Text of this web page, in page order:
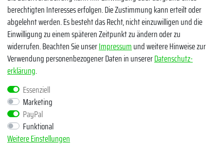
Egal ob Barsch, Hecht, Zander und Co. - Riverfighters ist der
Shop für Raubfischangler - Von Anglern für Angler
* Alle Preise inklusive MwSt. zzgl. Versandkosten
** Bei Variantenartikeln mit unterschiedlichen Preisen pro Variante
bezieht sich die angegebene UVP auf die Variante mit dem
niedrigsten Preis. Die UVP zu den weiteren Varianten wird bei Klick
berechtigten Interesses erfolgen. Die Zustimmung kann erteilt oder
abgelehnt werden. Es besteht das Recht, nicht einzuwilligen und die
Einwilligung zu einem späteren Zeitpunkt zu ändern oder zu
widerrufen. Beachten Sie unserImpressumund weitere Hinweise zur
Verwendung personenbezogener Daten in unsererDaten­schutz­
erklärung.
Essenziell
Marketing
PayPal
Funktional
Weitere Einstellungen